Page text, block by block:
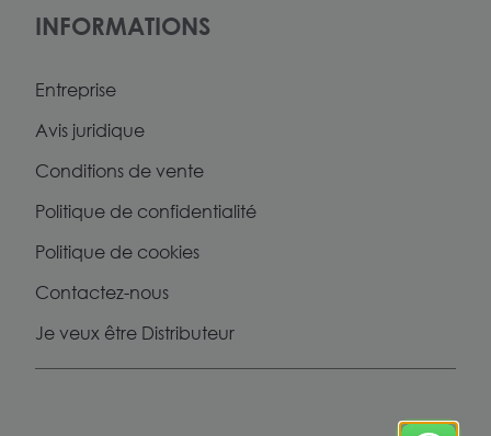
INFORMATIONS
Entreprise
Avis juridique
Conditions de vente
Politique de confidentialité
Politique de cookies
Contactez-nous
Je veux être Distributeur